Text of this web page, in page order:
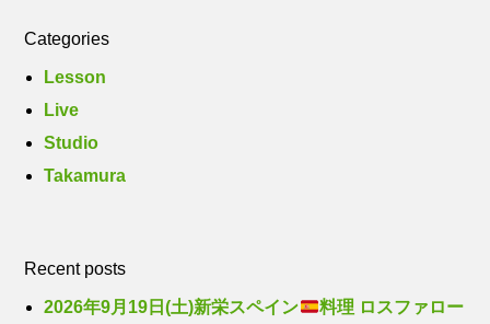
Categories
Lesson
Live
Studio
Takamura
Recent posts
2026年9月19日(土)新栄スペイン
料理 ロスファロー